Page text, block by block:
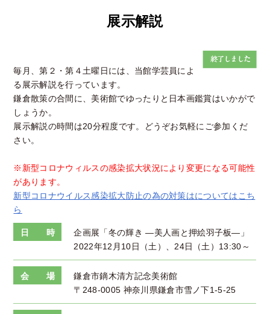
展示解説
毎月、第２・第４土曜日には、当館学芸員によ
る展示解説を行っています。
鎌倉散策の合間に、美術館でゆったりと日本画鑑賞はいかがで
しょうか。
展示解説の時間は20分程度です。どうぞお気軽にご参加くだ
さい。
※新型コロナウィルスの感染拡大状況により変更になる可能性
があります。
新型コロナウイルス感染拡大防止の為の対策はについてはこち
ら
日 時
企画展「冬の輝き —美人画と押絵羽子板―」
2022年12月10日（土）、24日（土）13:30～
会 場
鎌倉市鏑木清方記念美術館
〒248-0005 神奈川県鎌倉市雪ノ下1-5-25